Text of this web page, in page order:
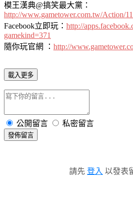
模王漢典@搞笑最大黨：
http://www.gametower.com.tw/Action/
Facebook立即玩： http://
gamekind=371
隨你玩官網 ： http://
載入更多
公開留言 私密留言
發佈留言
請先 登入 以發表